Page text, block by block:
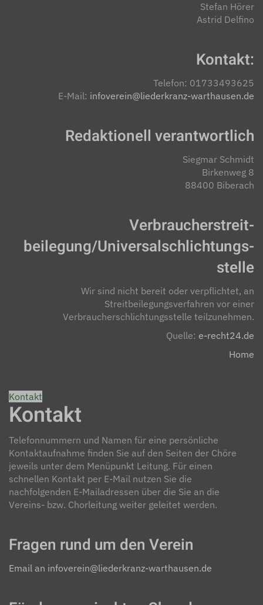
Stefan Hörer
Astrid Delfino
Kontakt:
Telefon: 01733493625
E-Mail: infoverein@liederkranz-warthausen.de
Redaktionell verantwortlich
Siegmar Schmidt
Birkenweg 8
88400 Biberach
Verbraucher­streit­
beilegung/Universal­schlichtungs­
stelle
Wir sind nicht bereit oder verpflichtet, an
Streitbeilegungsverfahren vor einer
Verbraucherschlichtungsstelle teilzunehmen.
Quelle: e-recht24.de
Home
Kontakt
Kontakt
Telefonnummern und Namen für eine persönliche
Kontaktaufnahme finden Sie auf den Seiten der Chöre
jeweils unter dem Menüpunkt Leitung. Für einen
schnellen Kontakt per E-Mail nutzen Sie die
nachfolgenden E-Mailadressen über die Sie an die
Vereins- bzw. Chorleitung weiter geleitet werden.
Fragen rund um den Verein
Email an infoverein@liederkranz-warthausen.de